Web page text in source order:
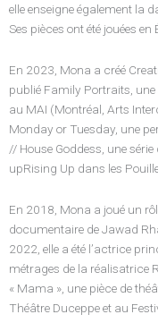
elle enseigne également la
Ses pièces ont été jouées
En 2023, Mona a créé
publié Family Portraits,
au MAI (Montréal, Arts
Monday or Tuesday, une
// House Goddess, une
upRising Up dans les
En 2018, Mona a joué un
documentaire de Jawad
2022, elle a été l’actrice
métrages de la réalisatrice
« Mama », une pièce de
Théâtre Duceppe et au